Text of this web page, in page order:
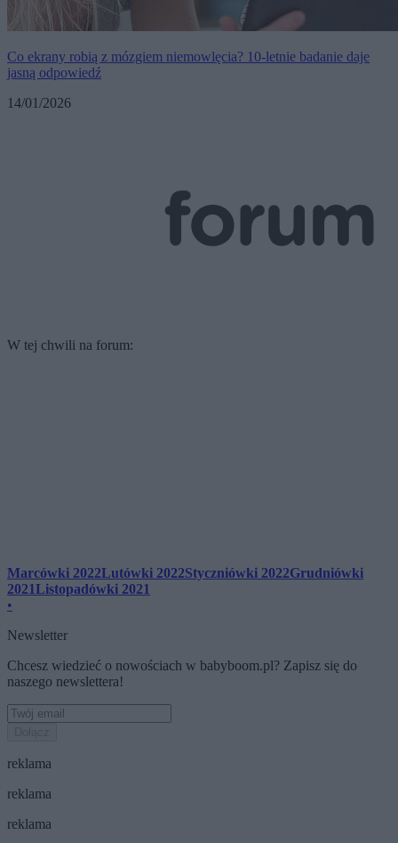
Co ekrany robią z mózgiem niemowlęcia? 10-letnie badanie daje
jasną odpowiedź
14/01/2026
W tej chwili na forum:
Marcówki 2022Lutówki 2022Styczniówki 2022Grudniówki
2021Listopadówki 2021
•
Newsletter
Chcesz wiedzieć o nowościach w babyboom.pl? Zapisz się do
naszego newslettera!
reklama
reklama
reklama